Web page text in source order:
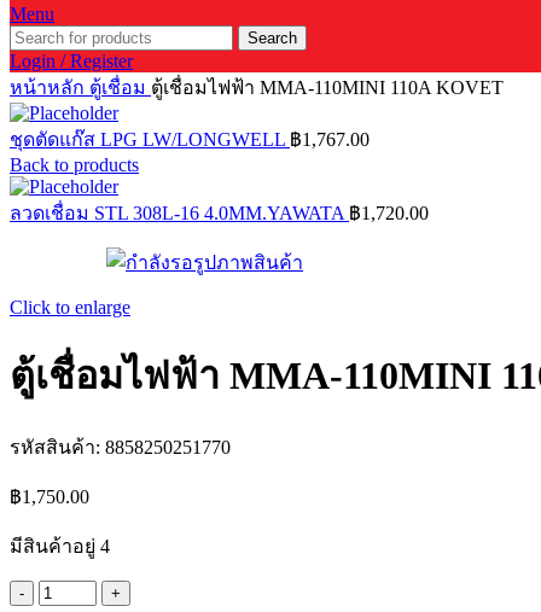
Menu
Search
Login / Register
หน้าหลัก ตู้เชื่อม ตู้เชื่อมไฟฟ้า MMA-110MINI 110A KOVET
ชุดตัดแก๊ส LPG LW/LONGWELL ฿1,767.00
Back to products
ลวดเชื่อม STL 308L-16 4.0MM.YAWATA ฿1,720.00
Click to enlarge
ตู้เชื่อมไฟฟ้า MMA-110MINI
รหัสสินค้า: 8858250251770
฿1,750.00
มีสินค้าอยู่ 4
จำนวน